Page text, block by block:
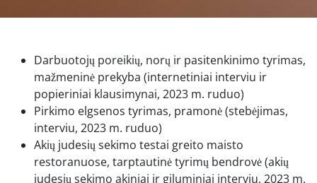
Darbuotojų poreikių, norų ir pasitenkinimo tyrimas,
mažmeninė prekyba (internetiniai interviu ir
popieriniai klausimynai, 2023 m. ruduo)
Pirkimo elgsenos tyrimas, pramonė (stebėjimas,
interviu, 2023 m. ruduo)
Akių judesių sekimo testai greito maisto
restoranuose, tarptautinė tyrimų bendrovė (akių
judesių sekimo akiniai ir giluminiai interviu, 2023 m.